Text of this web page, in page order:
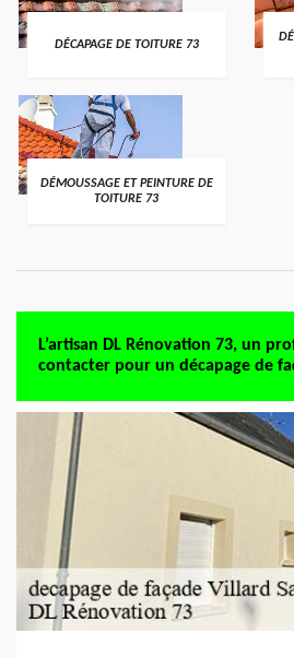
DÉCAPAGE DE TOITURE 73
DÉMOUSSAGE ET PEINTURE DE
TOITURE 73
L’artisan DL Rénovation 73, un
contacter pour un décapage de